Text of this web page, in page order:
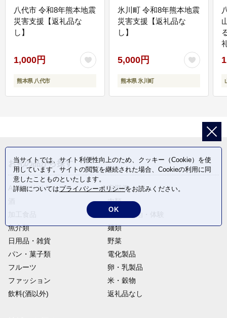
八代市 令和8年熊本地震
災害支援【返礼品な
し】
1,000円
熊本県 八代市
氷川町 令和8年熊本地震
災害支援【返礼品な
し】
5,000円
熊本県 氷川町
お礼の品から探す
ANAオリジナル
定期便
肉類
旅行・宿泊・体験
魚介類
麺類
日用品・雑貨
野菜
パン・菓子類
電化製品
フルーツ
卵・乳製品
ファッション
米・穀物
飲料(酒以外)
返礼品なし
当サイトでは、サイト利便性向上のため、クッキー（Cookie）を使
用しています。サイトの閲覧を継続された場合、Cookieの利用に同
意したことものといたします。
詳細についてはプライバシーポリシーをお読みください。
OK